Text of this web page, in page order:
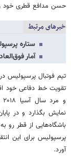
حسن مدافع قطری خود رقمی معادل ۱۰۸ میلیارد
خبرهای مرتبط
ستاره
آمار
تیم فوتبال پرسپولیس
تقویت خط دفاعی خود
نمایش بگذارد و در
باشگاه‌هایی از قطر رو
پرسپولیس برای این
آورد.